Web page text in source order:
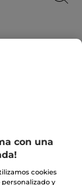
la piel
con una
cookies
y